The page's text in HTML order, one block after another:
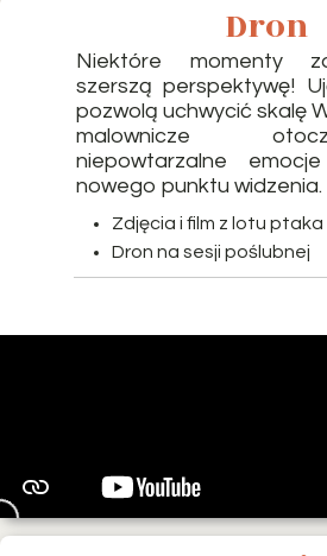
Dron
Niektóre momenty
szerszą perspektywę!
pozwolą uchwycić skalę
malownicze
niepowtarzalne
nowego punktu widzenia.
Zdjęcia i film z lotu ptaka
Dron na sesji poślubnej